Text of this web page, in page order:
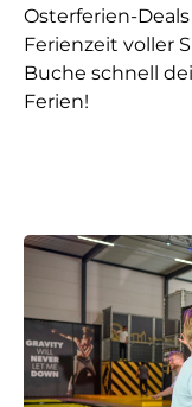
Osterferien-
Ferienzeit voller
Buche schnell
Ferien!